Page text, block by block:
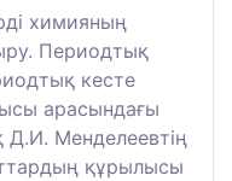
химияның
Периодтық
кесте
арасындағы
Менделеевтің
құрылысы